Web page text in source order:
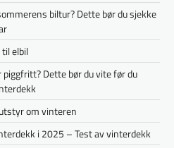
biltur? Dette bør du sjekke
elbil
piggfritt? Dette bør du vite før du
om vinteren
i 2025 – Test av vinterdekk